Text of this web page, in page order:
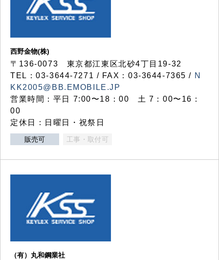
西野金物(株)
〒136-0073 東京都江東区北砂4丁目19-32
TEL：03‐3644‐7271 / FAX：03-3644-7365 / N
KK2005@BB.EMOBILE.JP
営業時間：平日 7:00〜18：00 土 7：00〜16：
00
定休日：日曜日・祝祭日
販売可 工事・取付可
（有）丸和鋼業社